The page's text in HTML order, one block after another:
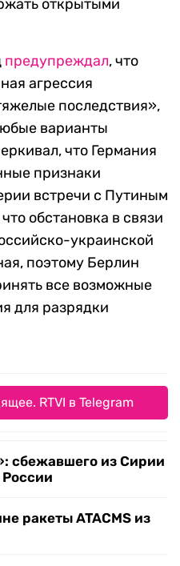
открытыми
предупреждал, что
агрессия
последствия»,
варианты
что Германия
признаки
встречи с Путиным
обстановка в связи
украинской
поэтому Берлин
все возможные
для разрядки
RTVI в Telegram
сбежавшего из Сирии
России
ракеты ATACMS из